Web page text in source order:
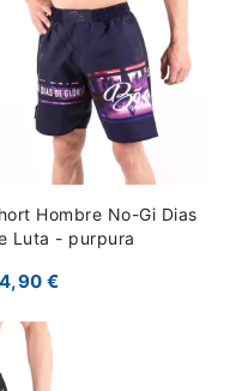
Hombre No-Gi Dias
Luta - purpura
€